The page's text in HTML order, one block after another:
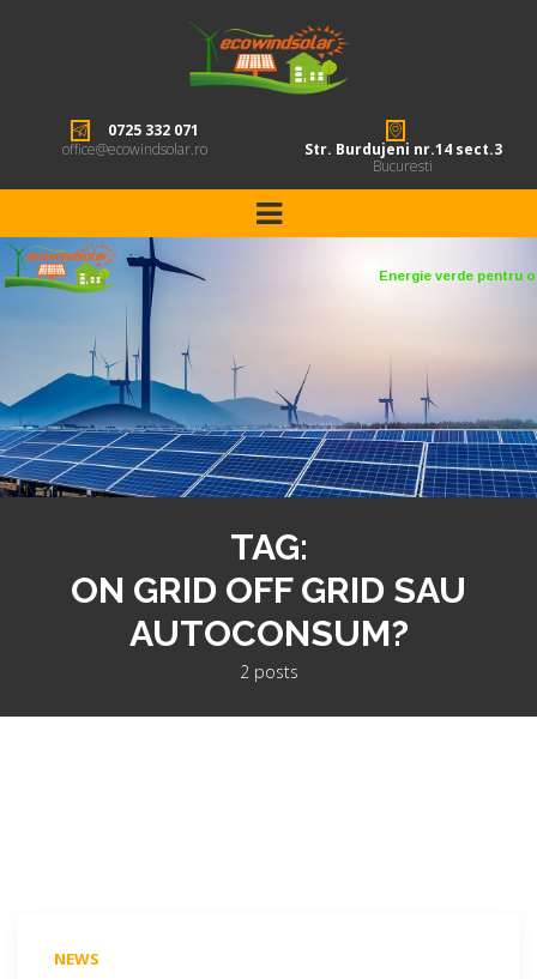
0725 332 071
office@ecowindsolar.ro
Str. Burdujeni nr.14 sect.3
Bucuresti
Energie verde pentru
TAG:
ON GRID OFF GRID SAU
AUTOCONSUM?
2 posts
NEWS